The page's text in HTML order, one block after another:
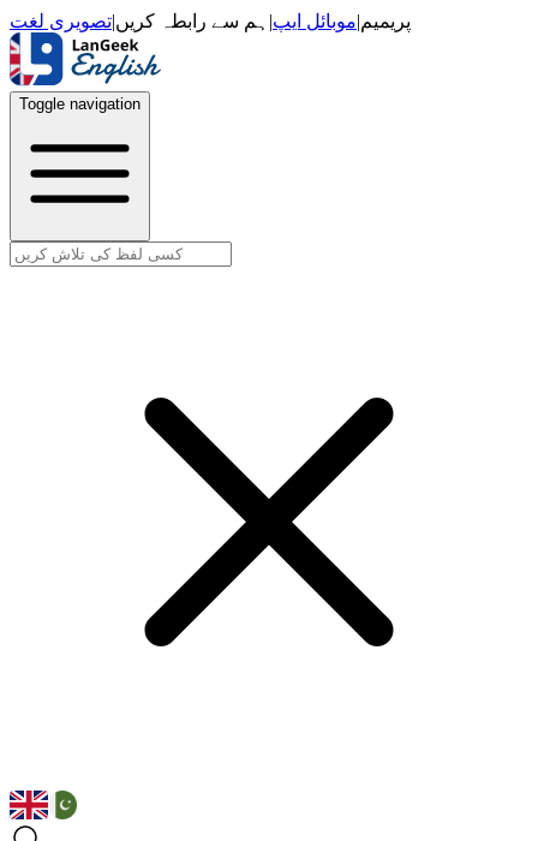
پریمیم|موبائل ایپ| ہم سے رابطہ کریں|تصویری لغت
Toggle navigation